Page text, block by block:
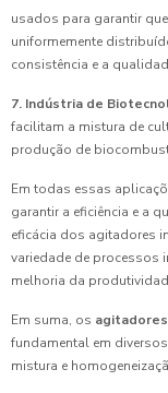
usados para garantir
uniformemente
consistência e a
7. Indústria de
facilitam a mistura de
produção de
Em todas essas
garantir a eficiência e a
eficácia dos agitadores
variedade de processos
melhoria da
Em suma, os
fundamental em
mistura e